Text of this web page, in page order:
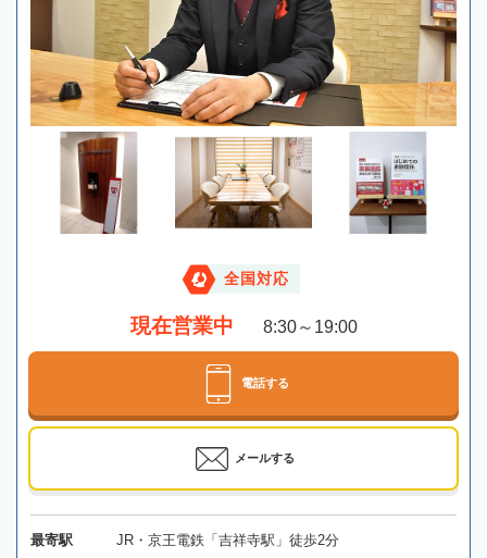
全国対応
現在営業中 8:30～19:00
電話する
メールする
最寄駅 JR・京王電鉄「吉祥寺駅」徒歩2分